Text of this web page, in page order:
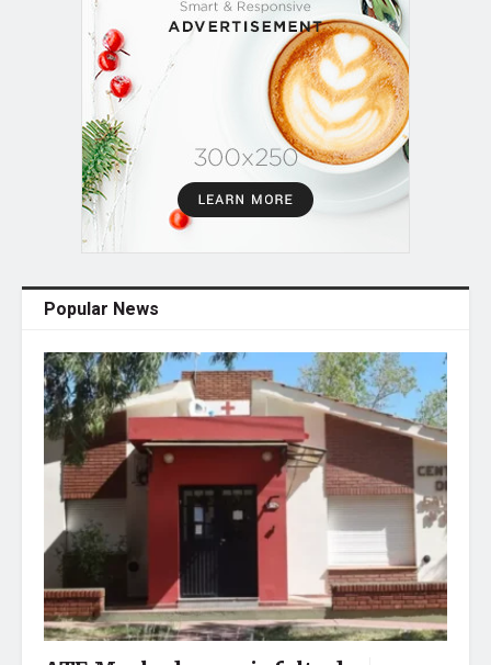
Popular News